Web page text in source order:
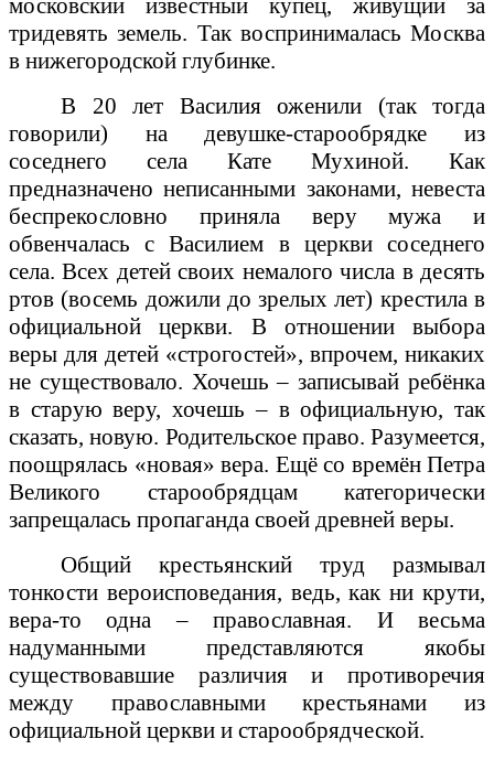
тридевять земель. Так воспринималась Москва
в нижегородской глубинке.
В 20 лет Василия оженили (так тогда
говорили) на девушке-старообрядке из
соседнего села Кате Мухиной. Как
предназначено неписанными законами, невеста
беспрекословно приняла веру мужа и
обвенчалась с Василием в церкви соседнего
села. Всех детей своих немалого числа в десять
ртов (восемь дожили до зрелых лет) крестила в
официальной церкви. В отношении выбора
веры для детей «строгостей», впрочем, никаких
не существовало. Хочешь – записывай ребёнка
в старую веру, хочешь – в официальную, так
сказать, новую. Родительское право. Разумеется,
поощрялась «новая» вера. Ещё со времён Петра
Великого старообрядцам категорически
запрещалась пропаганда своей древней веры.
Общий крестьянский труд размывал
тонкости вероисповедания, ведь, как ни крути,
вера-то одна – православная. И весьма
надуманными представляются якобы
существовавшие различия и противоречия
между православными крестьянами из
официальной церкви и старообрядческой.